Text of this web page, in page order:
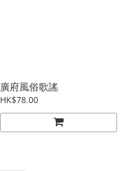
廣府風俗歌謠
HK$78.00